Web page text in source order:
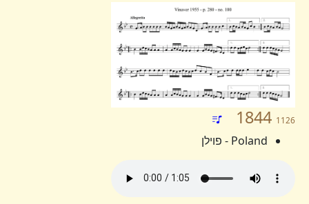
1844 1126
Poland - פוילן